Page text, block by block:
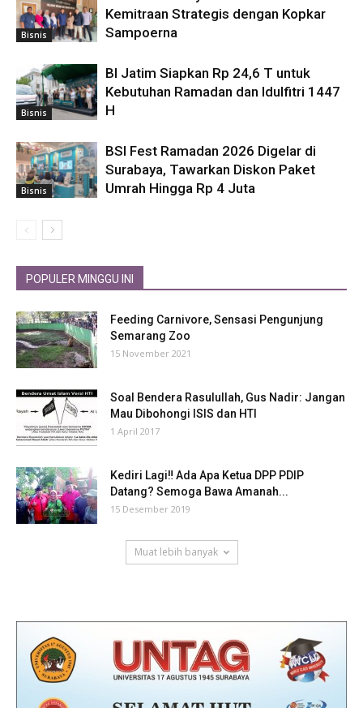
Bisnis
Kemitraan Strategis dengan Kopkar
Sampoerna
Bisnis
BI Jatim Siapkan Rp 24,6 T untuk
Kebutuhan Ramadan dan Idulfitri 1447
H
Bisnis
BSI Fest Ramadan 2026 Digelar di
Surabaya, Tawarkan Diskon Paket
Umrah Hingga Rp 4 Juta
POPULER MINGGU INI
Feeding Carnivore, Sensasi Pengunjung
Semarang Zoo
15 November 2021
Soal Bendera Rasulullah, Gus Nadir: Jangan
Mau Dibohongi ISIS dan HTI
1 April 2017
Kediri Lagi‼ Ada Apa Ketua DPP PDIP
Datang? Semoga Bawa Amanah...
15 Desember 2019
Muat lebih banyak